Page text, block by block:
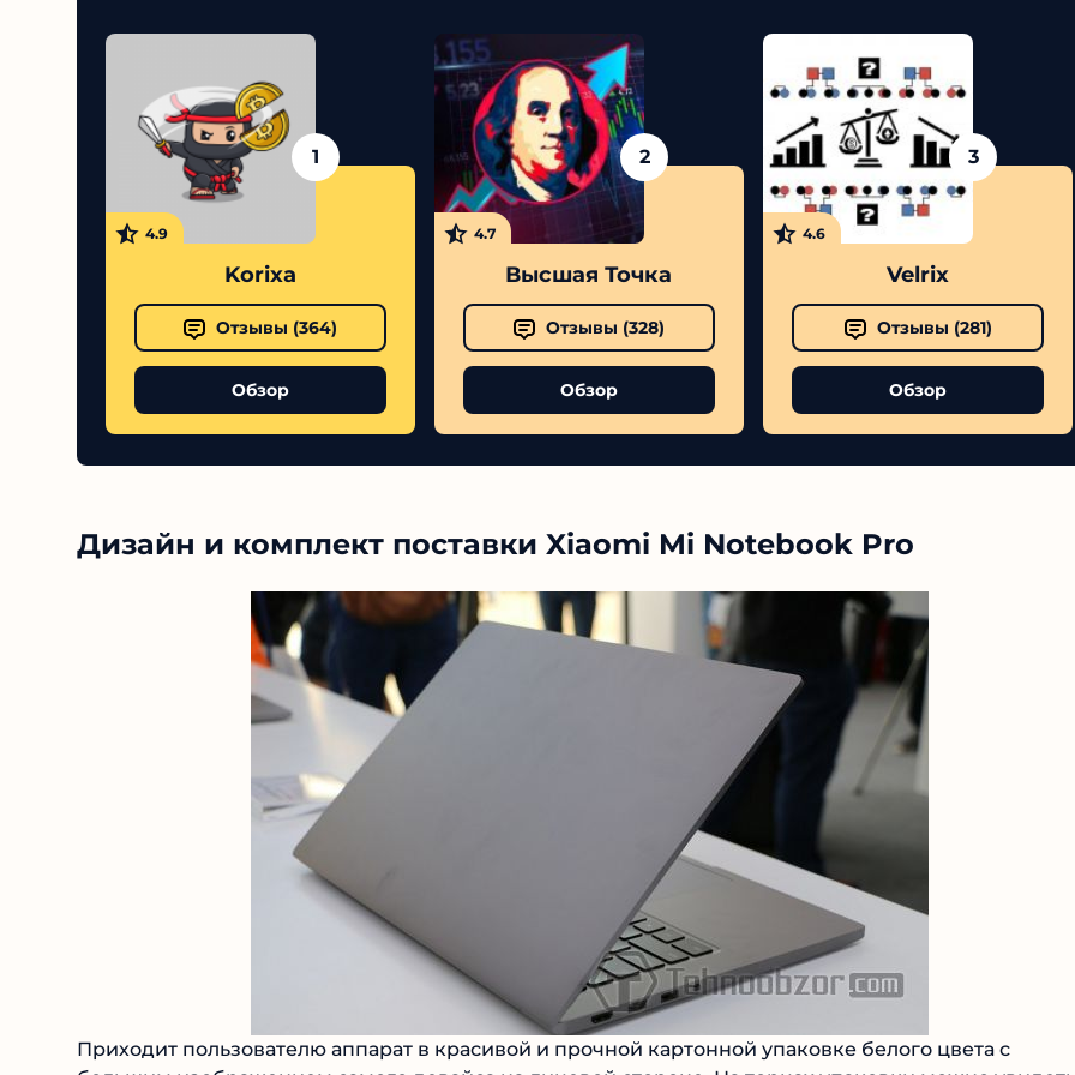
1
4.9
Korixa
Отзывы (364)
Обзор
2
4.7
Высшая Точка
Отзывы (328)
Обзор
3
4.6
Velrix
Отзывы (281)
Обзор
Дизайн и комплект поставки Xiaomi Mi Notebook Pro
Приходит пользователю аппарат в красивой и прочной картонной упаковке белого цвета с